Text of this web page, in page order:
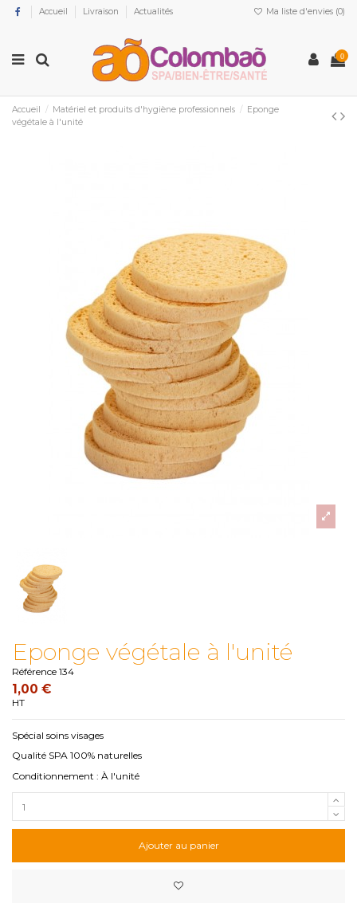
Accueil Livraison Actualités Ma liste d'envies (0)
0
Accueil Matériel et produits d'hygiène professionnels
Eponge
végétale à l'unité
Eponge végétale à l'unité
Référence 134
1,00 €
HT
Spécial soins visages
Qualité SPA 100% naturelles
Conditionnement : À l'unité
Ajouter au panier